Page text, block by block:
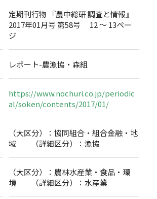
定期刊行物 『農中総研 調査と情報』
2017年01月号 第58号 12 ～ 13ペー
ジ
レポート-農漁協・森組
https://www.nochuri.co.jp/periodic
al/soken/contents/2017/01/
（大区分）：協同組合・組合金融・地
域 （詳細区分）：漁協
（大区分）：農林水産業・食品・環
境 （詳細区分）：水産業